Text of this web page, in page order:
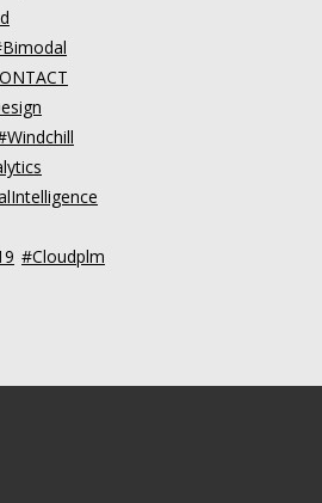
#Cloudplm